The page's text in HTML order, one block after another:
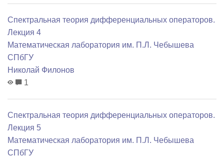
Спектральная теория дифференциальных операторов.
Лекция 4
Математичеcкая лаборатория им. П.Л. Чебышева
СПбГУ
Николай Филонов
1
Спектральная теория дифференциальных операторов.
Лекция 5
Математичеcкая лаборатория им. П.Л. Чебышева
СПбГУ